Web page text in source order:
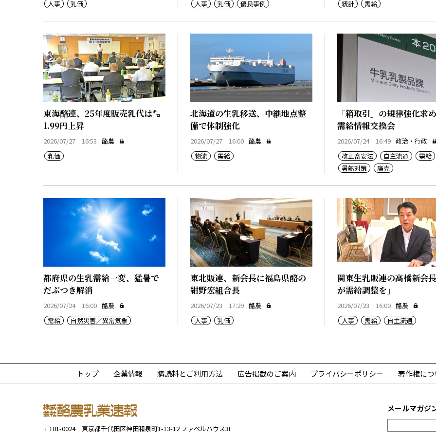
人事 乳価 人事 乳価 優良事例 統計 需給
東海酪連、25年度販売乳代は㌔
1.99円上昇
2026/07/27 16:53 酪農
乳価
北海道の生乳移送、中継地点整
備で体制強化
2026/07/27 16:00 酪農
物流
需給
「箱取引」の規律強化求
需給情報交換会
2026/07/24 16:49 政治・行政
改正畜安法
自主流通
需給
暑熱対策
廉売
都府県の生乳需給一変、猛暑で
だぶつき解消
2026/07/24 16:00 酪農
需給
自然災害／異常気象
東北販連、新会長に福島県酪の
紺野宏組合長
2026/07/23 17:29 酪農
人事
乳価
関東生乳販連の高橋新会
が需給調整を」
2026/07/23 16:00 酪農
人事
需給 自主流通
トップ 企業情報 購読料とご利用方法 広告掲載のご案内 プライバシーポリシー 著作権に
〒101-0024 東京都千代田区神田和泉町1-13-12 ファベルハウス3F
メールマガジ